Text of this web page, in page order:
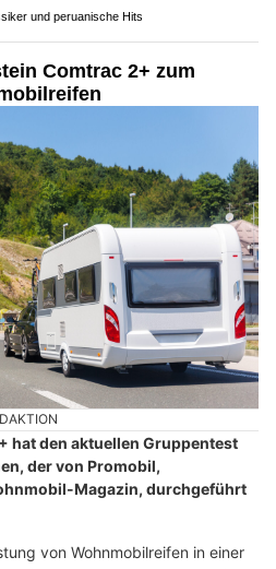
und peruanische Hits
Comtrac 2+ zum
hat den aktuellen Gruppentest
der von Promobil,
Magazin, durchgeführt
von Wohnmobilreifen in einer